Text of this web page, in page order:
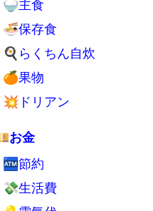
🌺マレーシア
🌴バリ
🌏海外全般
🛄海外旅行持ち物
💺交通手段
💁交流
🗺旅行
✈エアアジア
🏨ゲストハウス